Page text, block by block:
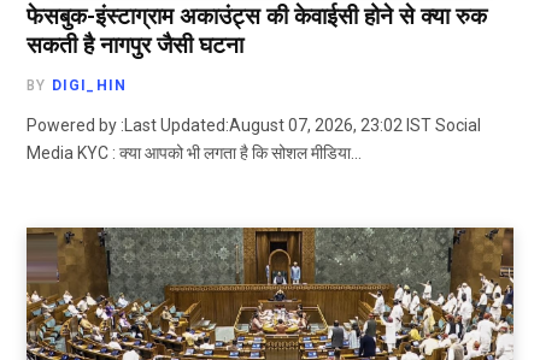
फेसबुक-इंस्टाग्राम अकाउंट्स की केवाईसी होने से क्या रुक
सकती है नागपुर जैसी घटना
BY DIGI_HIN
Powered by :Last Updated:August 07, 2026, 23:02 IST Social
Media KYC : क्या आपको भी लगता है कि सोशल मीडिया…